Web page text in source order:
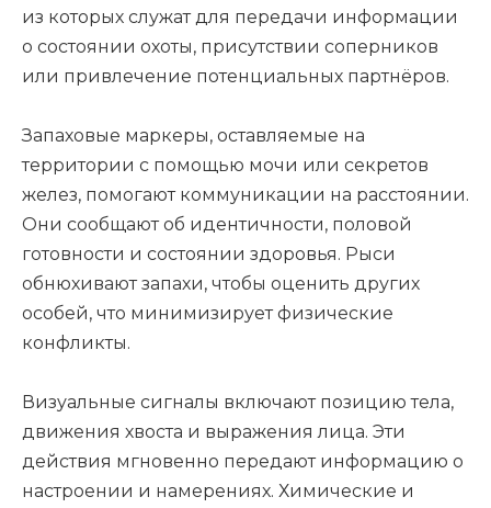
из которых служат для передачи информации
о состоянии охоты, присутствии соперников
или привлечение потенциальных партнёров.
Запаховые маркеры, оставляемые на
территории с помощью мочи или секретов
желез, помогают коммуникации на расстоянии.
Они сообщают об идентичности, половой
готовности и состоянии здоровья. Рыси
обнюхивают запахи, чтобы оценить других
особей, что минимизирует физические
конфликты.
Визуальные сигналы включают позицию тела,
движения хвоста и выражения лица. Эти
действия мгновенно передают информацию о
настроении и намерениях. Химические и